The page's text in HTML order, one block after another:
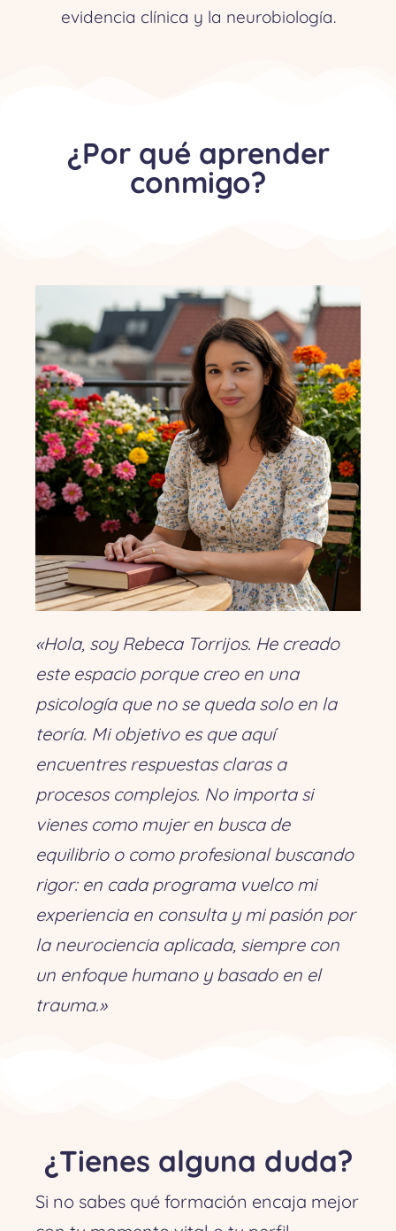
evidencia clínica y la neurobiología.
¿Por qué aprender
conmigo?
«Hola, soy Rebeca Torrijos. He creado
este espacio porque creo en una
psicología que no se queda solo en la
teoría. Mi objetivo es que aquí
encuentres respuestas claras a
procesos complejos. No importa si
vienes como mujer en busca de
equilibrio o como profesional buscando
rigor: en cada programa vuelco mi
experiencia en consulta y mi pasión por
la neurociencia aplicada, siempre con
un enfoque humano y basado en el
trauma.»
¿Tienes alguna duda?
Si no sabes qué formación encaja mejor